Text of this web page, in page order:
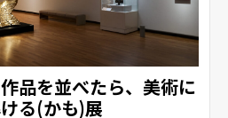
品を並べたら、美術に
る(かも)展